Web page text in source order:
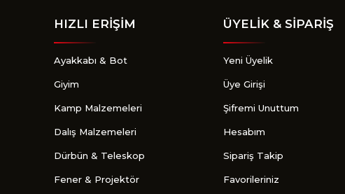
HIZLI ERİŞİM
Ayakkabı & Bot
Giyim
Kamp Malzemeleri
Dalış Malzemeleri
Dürbün & Teleskop
Fener & Projektör
ÜYELİK & SİPARİŞ
Yeni Üyelik
Üye Girişi
Şifremi Unuttum
Hesabım
Sipariş Takip
Favorileriniz